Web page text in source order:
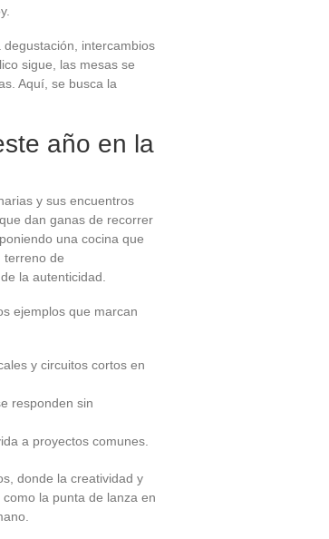
intercambios
sigue, las mesas se
Aquí, se busca la
año en la
y sus encuentros
dan ganas de recorrer
una cocina que
terreno de
la autenticidad.
ejemplos que marcan
y circuitos cortos en
responden sin
a proyectos comunes.
donde la creatividad y
la punta de lanza en